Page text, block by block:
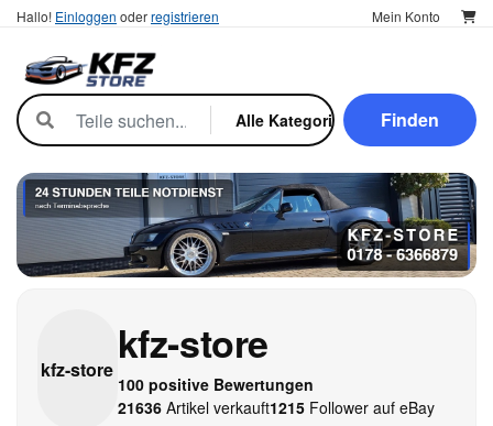
Hallo! Einloggen oderregistrieren Mein Konto
Finden
kfz-store
kfz-store
100 positive Bewertungen
21636Artikel verkauft1215Follower auf eBay